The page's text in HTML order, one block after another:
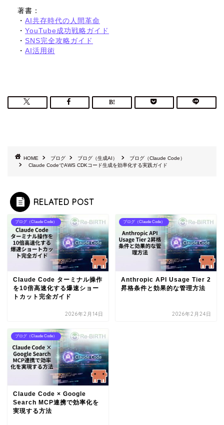
著書：
・ AI共存時代の人間革命
・ YouTube成功戦略ガイド
・ SNS完全攻略ガイド
・ AI活用術
HOME ブログ ブログ（生成AI）
ブログ（Claude Code）
Claude CodeでAWS CDKコード生成を効率化する実践ガイド
RELATED POST
ブログ（Claude Code）
Claude Code ターミナル操作
を10倍高速化する爆速ショー
トカット完全ガイド
2026年2月14日
ブログ（Claude Code）
Anthropic API Usage Tier 2
昇格条件と効果的な管理方法
2026年2月24日
ブログ（Claude Code）
Claude Code × Google
Search MCP連携で効率化を
実現する方法